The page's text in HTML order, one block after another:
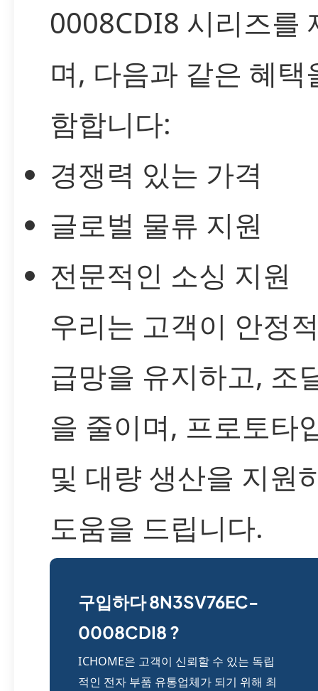
0008CDI8 시리즈를
며, 다음과 같은 혜택
함합니다:
경쟁력 있는 가격
글로벌 물류 지원
전문적인 소싱 지원
우리는 고객이 안정
급망을 유지하고, 조
을 줄이며, 프로토타
및 대량 생산을 지원
도움을 드립니다.
구입하다 8N3SV76EC-
0008CDI8 ?
ICHOME은 고객이 신뢰할 수 있는 독립
적인 전자 부품 유통업체가 되기 위해 최